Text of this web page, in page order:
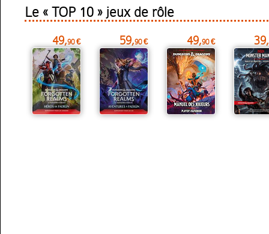
Le « TOP 10 » jeux de rôle
49,90 € 59,90 € 49,90 € 39,